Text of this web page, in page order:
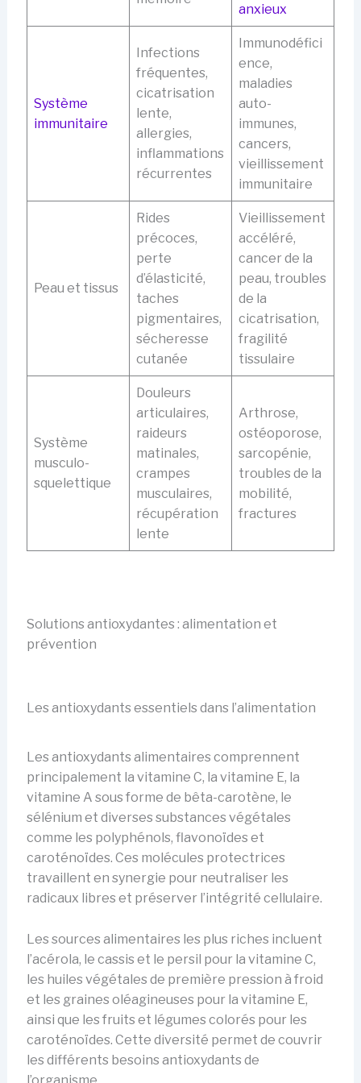
anxieux
Système
immunitaire
Infections
fréquentes,
cicatrisation
lente,
allergies,
inflammations
récurrentes
Immunodéfici
ence,
maladies
auto-
immunes,
cancers,
vieillissement
immunitaire
Peau et tissus
Rides
précoces,
perte
d’élasticité,
taches
pigmentaires,
sécheresse
cutanée
Vieillissement
accéléré,
cancer de la
peau, troubles
de la
cicatrisation,
fragilité
tissulaire
Système
musculo-
squelettique
Douleurs
articulaires,
raideurs
matinales,
crampes
musculaires,
récupération
lente
Arthrose,
ostéoporose,
sarcopénie,
troubles de la
mobilité,
fractures
Solutions antioxydantes : alimentation et
prévention
Les antioxydants essentiels dans l’alimentation
Les antioxydants alimentaires comprennent
principalement la vitamine C, la vitamine E, la
vitamine A sous forme de bêta-carotène, le
sélénium et diverses substances végétales
comme les polyphénols, flavonoïdes et
caroténoïdes. Ces molécules protectrices
travaillent en synergie pour neutraliser les
radicaux libres et préserver l’intégrité cellulaire.
Les sources alimentaires les plus riches incluent
l’acérola, le cassis et le persil pour la vitamine C,
les huiles végétales de première pression à froid
et les graines oléagineuses pour la vitamine E,
ainsi que les fruits et légumes colorés pour les
caroténoïdes. Cette diversité permet de couvrir
les différents besoins antioxydants de